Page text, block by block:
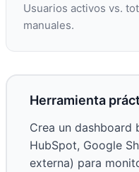
Usuarios activos vs.
manuales.
Herramienta
Crea un dashboard
HubSpot, Google
externa) para